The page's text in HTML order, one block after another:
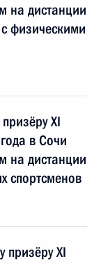
на дистанции
физическими
XI
в Сочи
на дистанции
спортсменов
призёру XI